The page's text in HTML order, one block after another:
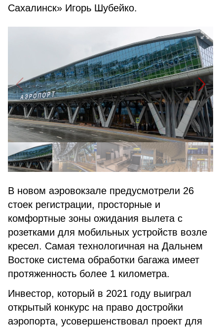
Сахалинск» Игорь Шубейко.
В новом аэровокзале предусмотрели 26
стоек регистрации, просторные и
комфортные зоны ожидания вылета с
розетками для мобильных устройств возле
кресел. Самая технологичная на Дальнем
Востоке система обработки багажа имеет
протяженность более 1 километра.
Инвестор, который в 2021 году выиграл
открытый конкурс на право достройки
аэропорта, усовершенствовал проект для